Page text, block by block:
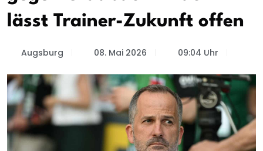
lässt Trainer-Zukunft offen
Augsburg 08. Mai 2026 09:04 Uhr